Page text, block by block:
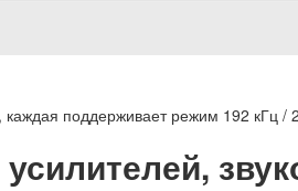
каждая поддерживает режим 192 кГц /